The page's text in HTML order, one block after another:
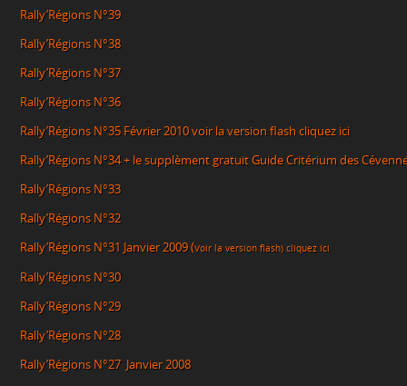
Rally’Régions N°39
Rally’Régions N°38
Rally’Régions N°37
Rally’Régions N°36
Rally’Régions N°35 Février 2010 voir la version flash cliquez ici
Rally’Régions N°34+ le supplèment gratuit Guide Critérium des
Rally’Régions N°33
Rally’Régions N°32
Rally’Régions N°31 Janvier 2009 (Voir la version flash) cliquez ici
Rally’Régions N°30
Rally’Régions N°29
Rally’Régions N°28
Rally’Régions N°27Janvier 2008